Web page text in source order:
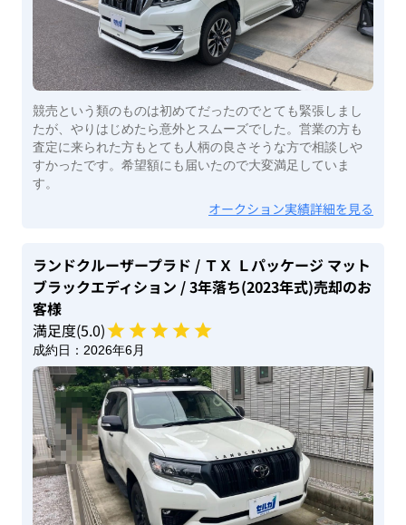
競売という類のものは初めてだったのでとても緊張しまし
たが、やりはじめたら意外とスムーズでした。営業の方も
査定に来られた方もとても人柄の良さそうな方で相談しや
すかったです。希望額にも届いたので大変満足していま
す。
オークション実績詳細を見る
ランドクルーザープラド / ＴＸ Ｌパッケージ マット
ブラックエディション / 3年落ち(2023年式)売却のお
客様
満足度(5.0)
成約日： 2026年6月